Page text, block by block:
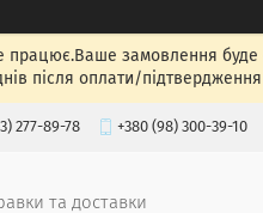
працює.Ваше замовлення
після оплати/
277-89-78 +380 (98) 300-39-10
та доставки